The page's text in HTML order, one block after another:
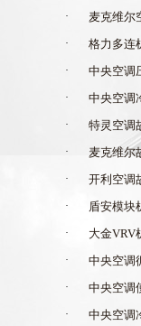
· 麦克维尔
· 格力多连
· 中央空调
· 中央空调
· 特灵空调
· 麦克维尔
· 开利空调
· 盾安模块
· 大金VRV
· 中央空调
· 中央空调
· 中央空调